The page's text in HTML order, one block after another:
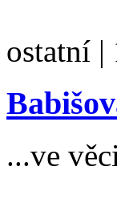
ostatní |
...ve